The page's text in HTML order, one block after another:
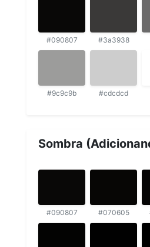
#090807 #3a3938
#9c9c9b #cdcdcd
Sombra
#090807 #070605